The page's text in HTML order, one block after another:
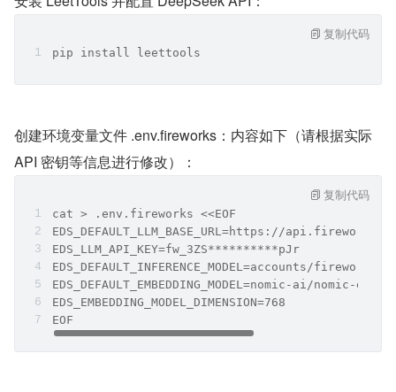
pip install leettools
复制代码
创建环境变量文件 .env.fireworks：内容如下（请根据实际
API 密钥等信息进行修改）：
cat > .env.fireworks <<EOF
EDS_DEFAULT_LLM_BASE_URL=https://
EDS_LLM_API_KEY=fw_3ZS**********pJr
EDS_DEFAULT_INFERENCE_MODEL=accounts/
EDS_DEFAULT_EMBEDDING_MODEL=nomic-ai/nomic-
EDS_EMBEDDING_MODEL_DIMENSION=768
EOF
复制代码